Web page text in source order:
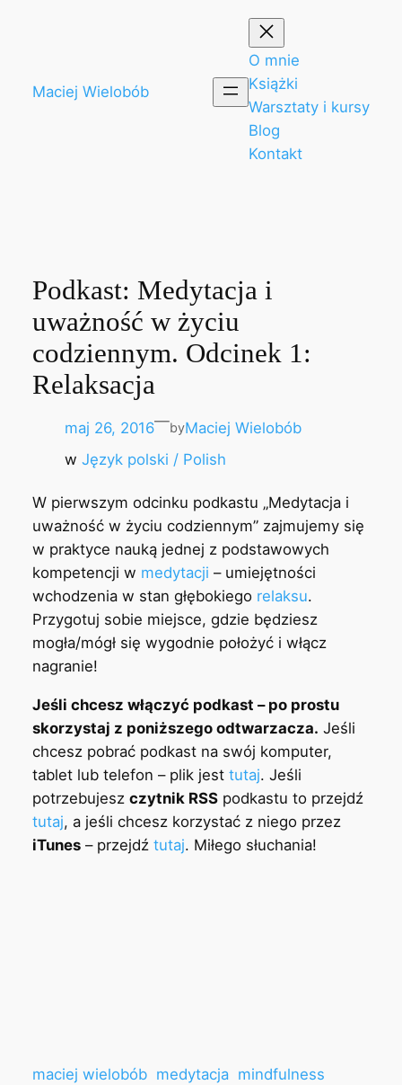
Maciej Wielobób
O mnie
Książki
Warsztaty i kursy
Blog
Kontakt
Podkast: Medytacja i
uważność w życiu
codziennym. Odcinek 1:
Relaksacja
maj 26, 2016—byMaciej Wielobób
w Język polski / Polish
W pierwszym odcinku podkastu „Medytacja i
uważność w życiu codziennym” zajmujemy się
w praktyce nauką jednej z podstawowych
kompetencji w medytacji – umiejętności
wchodzenia w stan głębokiego relaksu.
Przygotuj sobie miejsce, gdzie będziesz
mogła/mógł się wygodnie położyć i włącz
nagranie!
Jeśli chcesz włączyć podkast – po prostu
skorzystaj z poniższego odtwarzacza. Jeśli
chcesz pobrać podkast na swój komputer,
tablet lub telefon – plik jest tutaj. Jeśli
potrzebujesz czytnik RSSpodkastu to przejdź
tutaj, a jeśli chcesz korzystać z niego przez
iTunes– przejdź tutaj. Miłego słuchania!
maciej wielobób medytacja mindfulness